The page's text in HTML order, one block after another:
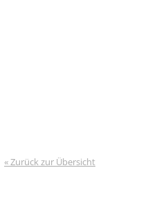
« Zurück zur Übersicht